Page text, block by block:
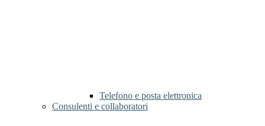
Telefono e posta elettronica
Consulenti e collaboratori